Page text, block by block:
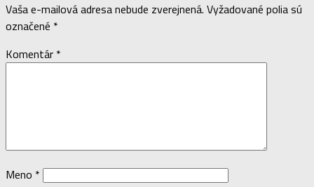
Vaša e-mailová adresa nebude zverejnená. Vyžadované polia sú
označené *
Komentár *
Meno *